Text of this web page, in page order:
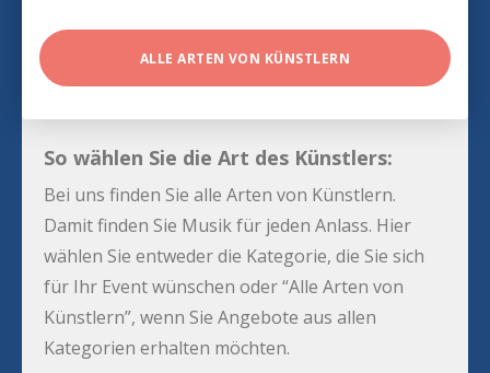
ALLE ARTEN VON KÜNSTLERN
So wählen Sie die Art des Künstlers:
Bei uns finden Sie alle Arten von Künstlern.
Damit finden Sie Musik für jeden Anlass. Hier
wählen Sie entweder die Kategorie, die Sie sich
für Ihr Event wünschen oder “Alle Arten von
Künstlern”, wenn Sie Angebote aus allen
Kategorien erhalten möchten.